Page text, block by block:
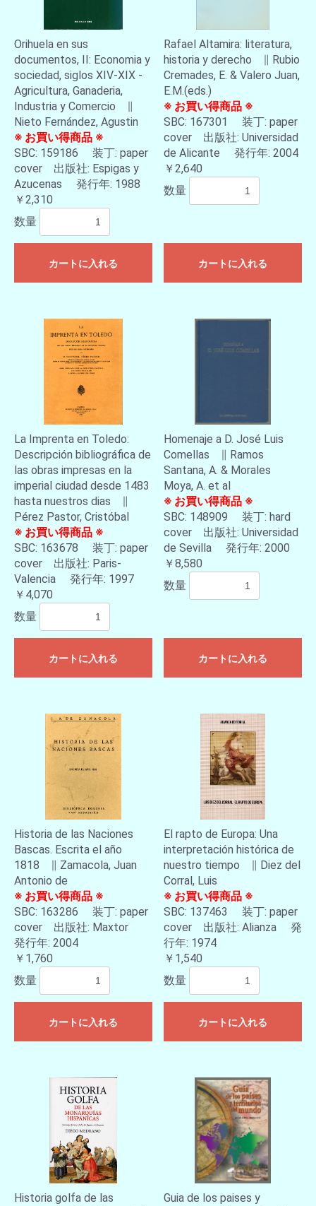
Orihuela en sus
documentos, II: Economia y
sociedad, siglos XIV-XIX -
Agricultura, Ganaderia,
Industria y Comercio ∥
Nieto Fernández, Agustin
※ お買い得商品 ※
SBC: 159186 装丁: paper
cover 出版社: Espigas y
Azucenas 発行年: 1988
￥2,310
数量
カートに入れる
Rafael Altamira: literatura,
historia y derecho ∥ Rubio
Cremades, E. & Valero Juan,
E.M.(eds.)
※ お買い得商品 ※
SBC: 167301 装丁: paper
cover 出版社: Universidad
de Alicante 発行年: 2004
￥2,640
数量
カートに入れる
La Imprenta en Toledo:
Descripción bibliográfica de
las obras impresas en la
imperial ciudad desde 1483
hasta nuestros dias ∥
Pérez Pastor, Cristóbal
※ お買い得商品 ※
SBC: 163678 装丁: paper
cover 出版社: Paris-
Valencia 発行年: 1997
￥4,070
数量
カートに入れる
Homenaje a D. José Luis
Comellas ∥ Ramos
Santana, A. & Morales
Moya, A. et al
※ お買い得商品 ※
SBC: 148909 装丁: hard
cover 出版社: Universidad
de Sevilla 発行年: 2000
￥8,580
数量
カートに入れる
Historia de las Naciones
Bascas. Escrita el año
1818 ∥ Zamacola, Juan
Antonio de
※ お買い得商品 ※
SBC: 163286 装丁: paper
cover 出版社: Maxtor
発行年: 2004
￥1,760
数量
カートに入れる
El rapto de Europa: Una
interpretación histórica de
nuestro tiempo ∥ Diez del
Corral, Luis
※ お買い得商品 ※
SBC: 137463 装丁: paper
cover 出版社: Alianza 発
行年: 1974
￥1,540
数量
カートに入れる
Historia golfa de las
Guia de los paises y